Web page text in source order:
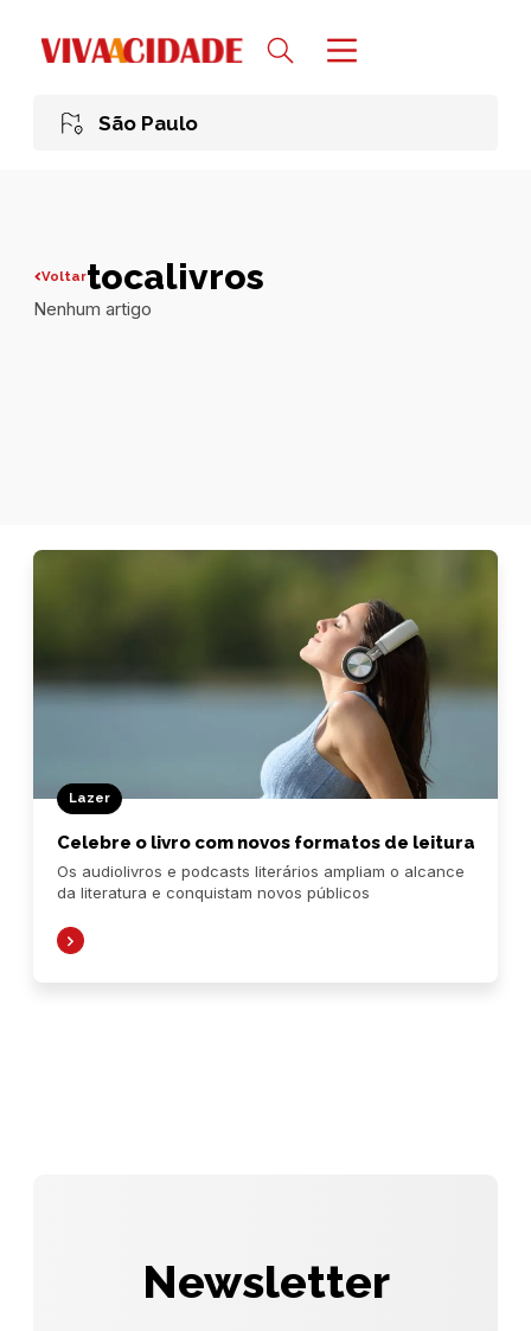
São Paulo
Voltartocalivros
Nenhum artigo
Lazer
Celebre o livro com novos formatos de leitura
Os audiolivros e podcasts literários ampliam o alcance
da literatura e conquistam novos públicos
Newsletter